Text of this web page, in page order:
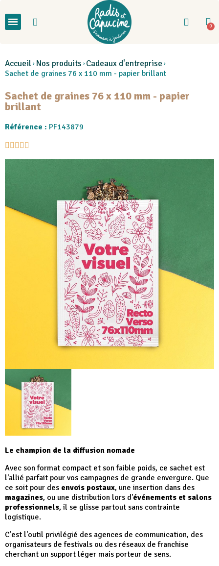
Accueil Nos produits Cadeaux d'entreprise
Sachet de graines 76 x 110 mm - papier brillant
Sachet de graines 76 x 110 mm - papier
brillant
Référence : PF143879
    
Le champion de la diffusion nomade
Avec son format compact et son faible poids, ce sachet est
l'allié parfait pour vos campagnes de grande envergure. Que
ce soit pour des envois postaux, une insertion dans des
magazines, ou une distribution lors d'événements et salons
professionnels, il se glisse partout sans contrainte
logistique.
C'est l'outil privilégié des agences de communication, des
organisateurs de festivals ou des réseaux de franchise
cherchant un support léger mais porteur de sens.